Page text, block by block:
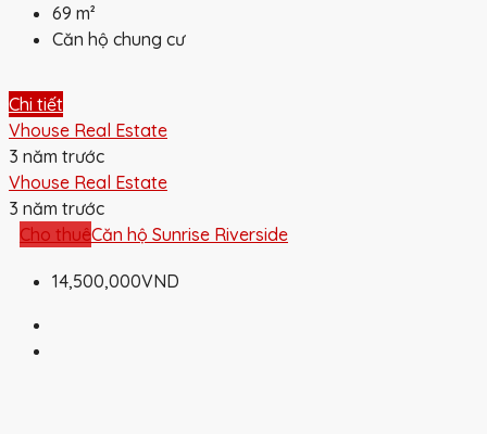
69 m²
Căn hộ chung cư
Chi tiết
Vhouse Real Estate
3 năm trước
Vhouse Real Estate
3 năm trước
Cho thuêCăn hộ Sunrise Riverside
14,500,000VND